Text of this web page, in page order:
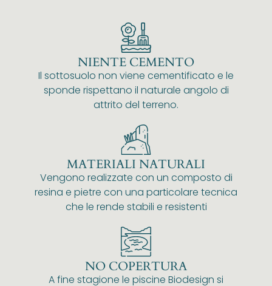
NIENTE CEMENTO
Il sottosuolo non viene cementificato e le
sponde rispettano il naturale angolo di
attrito del terreno.
MATERIALI NATURALI
Vengono realizzate con un composto di
resina e pietre con una particolare tecnica
che le rende stabili e resistenti
NO COPERTURA
A fine stagione le piscine Biodesign si